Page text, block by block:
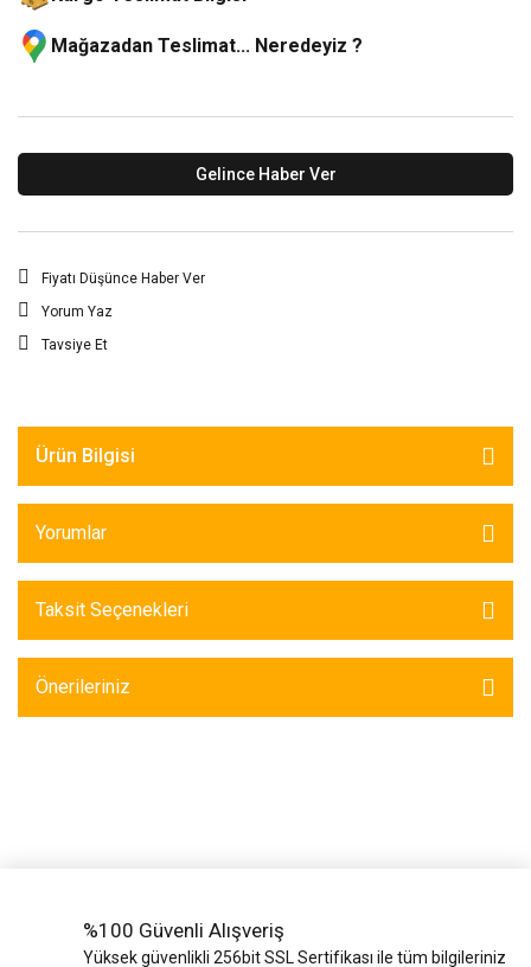
Mağazadan Teslimat... Neredeyiz ?
Gelince Haber Ver
Fiyatı Düşünce Haber Ver
Yorum Yaz
Tavsiye Et
Ürün Bilgisi
Yorumlar
Taksit Seçenekleri
Önerileriniz
%100 Güvenli Alışveriş
Yüksek güvenlikli 256bit SSL Sertifikası ile tüm bilgileriniz